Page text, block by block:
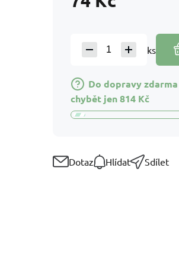
ks
Do dopravy
chybět jen814 Kč
Dotaz Hlídat Sdílet